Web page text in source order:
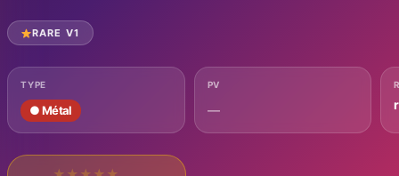
RARE V1
TYPE
● Métal
PV
—